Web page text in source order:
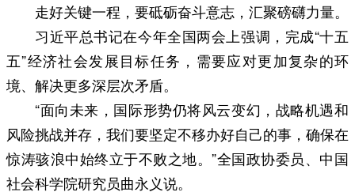
走好关键一程，要砥砺奋斗意志，汇聚磅礴力量。
习近平总书记在今年全国两会上强调，完成“十五
五”经济社会发展目标任务，需要应对更加复杂的环
境、解决更多深层次矛盾。
“面向未来，国际形势仍将风云变幻，战略机遇和
风险挑战并存，我们要坚定不移办好自己的事，确保在
惊涛骇浪中始终立于不败之地。”全国政协委员、中国
社会科学院研究员曲永义说。